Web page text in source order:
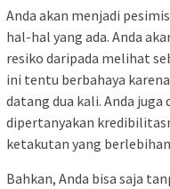
Anda akan menjadi
hal-hal yang ada. Anda
resiko daripada melihat
ini tentu berbahaya
datang dua kali. Anda
dipertanyakan
ketakutan yang
Bahkan, Anda bisa saja